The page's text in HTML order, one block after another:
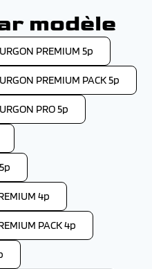
modèle
PREMIUM 5p
PREMIUM PACK 5p
PRO 5p
4p
PACK 4p